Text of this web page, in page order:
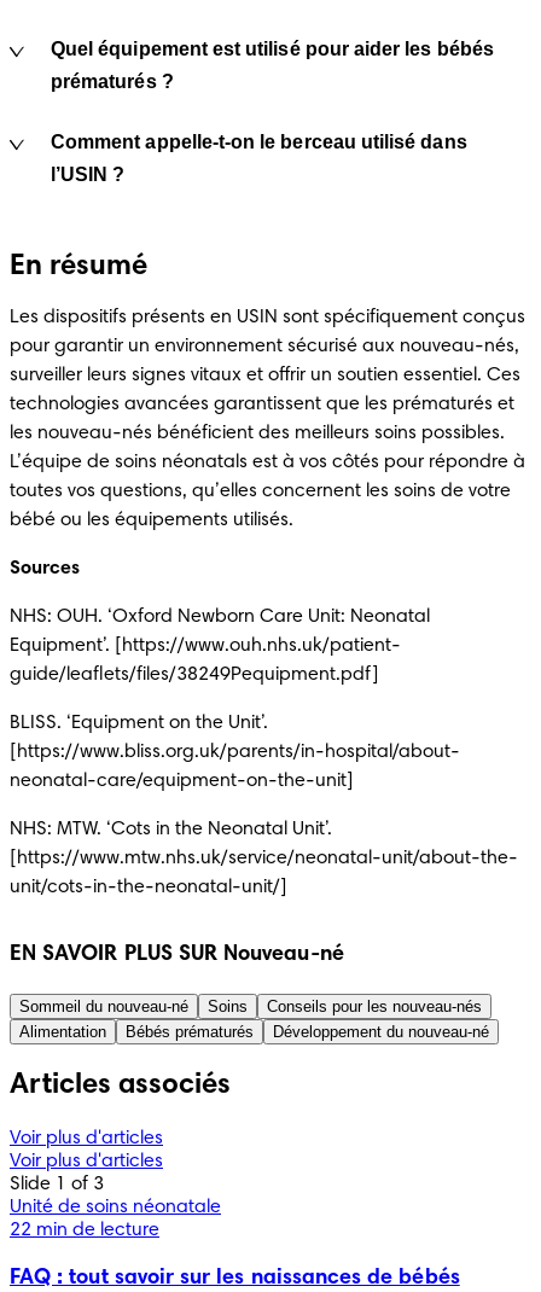
Quel équipement est utilisé pour aider les bébés
prématurés ?
Comment appelle-t-on le berceau utilisé dans
l’USIN ?
En résumé
Les dispositifs présents en USIN sont spécifiquement conçus
pour garantir un environnement sécurisé aux nouveau-nés,
surveiller leurs signes vitaux et offrir un soutien essentiel. Ces
technologies avancées garantissent que les prématurés et
les nouveau-nés bénéficient des meilleurs soins possibles.
L’équipe de soins néonatals est à vos côtés pour répondre à
toutes vos questions, qu’elles concernent les soins de votre
bébé ou les équipements utilisés.
Sources
NHS: OUH. ‘Oxford Newborn Care Unit: Neonatal
Equipment’. [https://www.ouh.nhs.uk/patient-
guide/leaflets/files/38249Pequipment.pdf]
BLISS. ‘Equipment on the Unit’.
[https://www.bliss.org.uk/parents/in-hospital/about-
neonatal-care/equipment-on-the-unit]
NHS: MTW. ‘Cots in the Neonatal Unit’.
[https://www.mtw.nhs.uk/service/neonatal-unit/about-the-
unit/cots-in-the-neonatal-unit/]
EN SAVOIR PLUS SUR Nouveau-né
Sommeil du nouveau-né Soins
Conseils pour les nouveau-nés
Alimentation
Bébés prématurés Développement du nouveau-né
Articles associés
Voir plus d'articles
Voir plus d'articles
Slide 1 of 3
Unité de soins néonatale
22 min de lecture
FAQ : tout savoir sur les naissances de bébés